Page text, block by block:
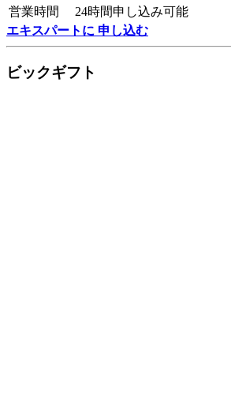
営業時間
24時間申し込み可能
エキスパートに 申し込む
ビックギフト